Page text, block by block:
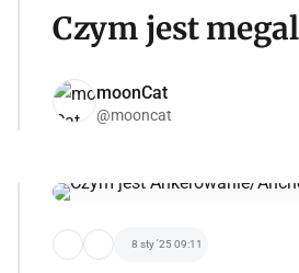
Czym jest
moonCat
@mooncat
8 sty '25 09:11